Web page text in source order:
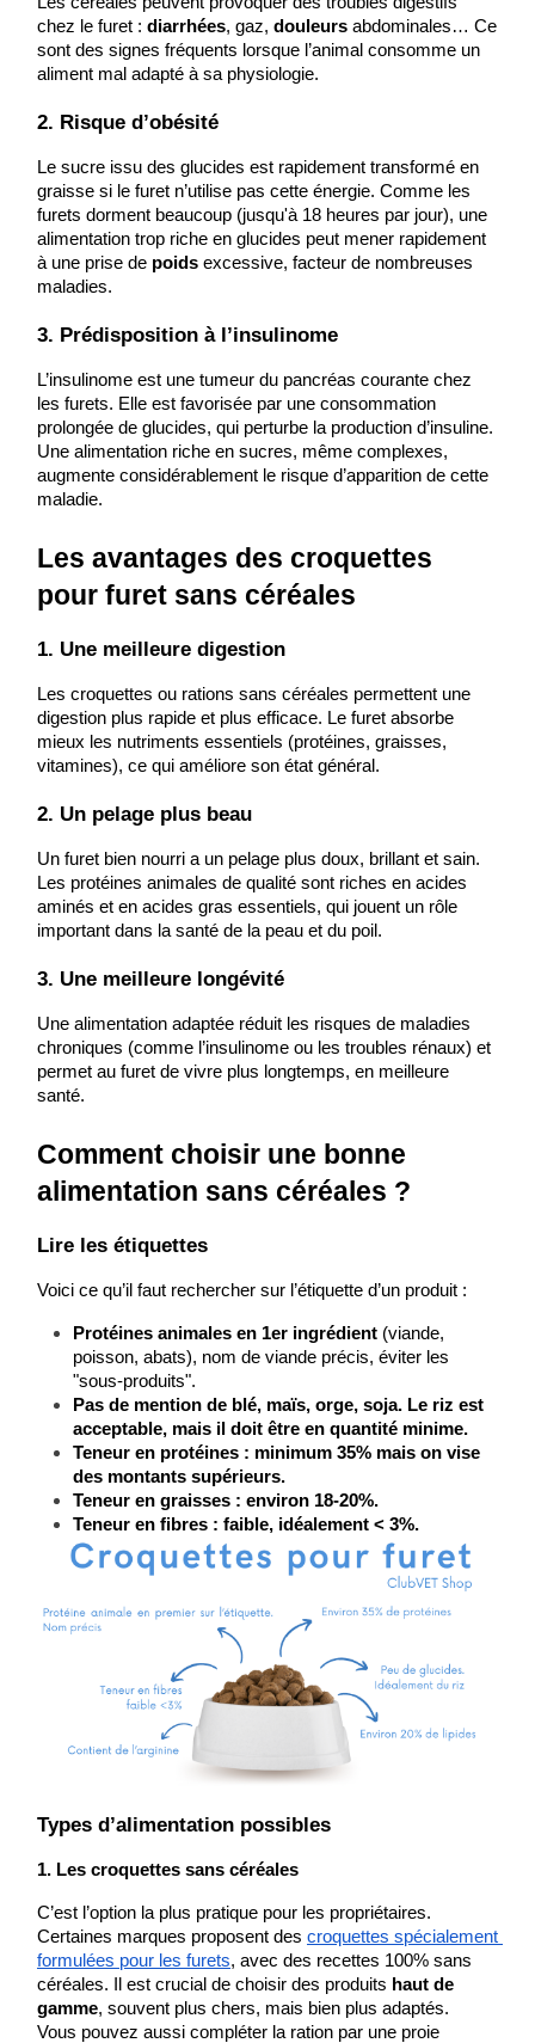
chez le furet : diarrhées, gaz, douleurs abdominales… Ce
sont des signes fréquents lorsque l’animal consomme un
aliment mal adapté à sa physiologie.
2. Risque d’obésité
Le sucre issu des glucides est rapidement transformé en
graisse si le furet n’utilise pas cette énergie. Comme les
furets dorment beaucoup (jusqu'à 18 heures par jour), une
alimentation trop riche en glucides peut mener rapidement
à une prise de poids excessive, facteur de nombreuses
maladies.
3. Prédisposition à l’insulinome
L’insulinome est une tumeur du pancréas courante chez
les furets. Elle est favorisée par une consommation
prolongée de glucides, qui perturbe la production d’insuline.
Une alimentation riche en sucres, même complexes,
augmente considérablement le risque d’apparition de cette
maladie.
Les avantages des ​croquettes
pour furet sans céréales
1. Une meilleure digestion
Les croquettes ou rations sans céréales permettent une
digestion plus rapide et plus efficace. Le furet absorbe
mieux les nutriments essentiels (protéines, graisses,
vitamines), ce qui améliore son état général.
2. Un pelage plus beau
Un furet bien nourri a un pelage plus doux, brillant et sain.
Les protéines animales de qualité sont riches en acides
aminés et en acides gras essentiels, qui jouent un rôle
important dans la santé de la peau et du poil.
3. Une meilleure longévité
Une alimentation adaptée réduit les risques de maladies
chroniques (comme l’insulinome ou les troubles rénaux) et
permet au furet de vivre plus longtemps, en meilleure
santé.
Comment choisir une bonne
alimentation sans céréales ?
Lire les étiquettes
Voici ce qu’il faut rechercher sur l’étiquette d’un produit :
Protéines animales en 1er ingrédient (viande,
poisson, abats), nom de viande précis, éviter les
"sous-produits".
Pas de mention de blé, maïs, orge, soja. Le riz est
acceptable, mais il doit être en quantité minime.
Teneur en protéines : minimum 35% mais on vise
des montants supérieurs.
Teneur en graisses : environ 18-20%.
Teneur en fibres : faible, idéalement < 3%.
Types d’alimentation possibles
1. Les croquettes sans céréales
C’est l’option la plus pratique pour les propriétaires.
Certaines marques proposent des croquettes spécialement
formulées pour les furets, avec des recettes 100% sans
céréales. Il est crucial de choisir des produits haut de
gamme, souvent plus chers, mais bien plus adaptés.
Vous pouvez aussi compléter la ration par une proie